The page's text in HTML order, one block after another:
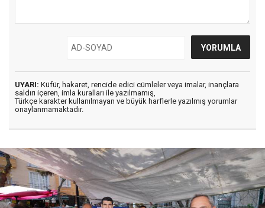
UYARI: Küfür, hakaret, rencide edici cümleler veya imalar, inançlara
saldırı içeren, imla kuralları ile yazılmamış,
Türkçe karakter kullanılmayan ve büyük harflerle yazılmış yorumlar
onaylanmamaktadır.